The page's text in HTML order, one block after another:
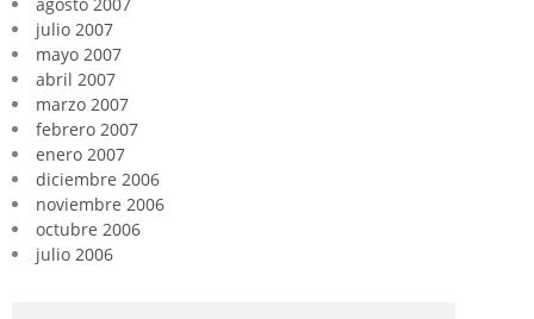
julio 2007
mayo 2007
abril 2007
marzo 2007
febrero 2007
enero 2007
diciembre 2006
noviembre 2006
octubre 2006
julio 2006